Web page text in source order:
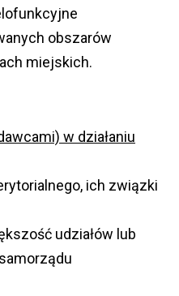
obszarów
miejskich.
w działaniu
ich związki
udziałów lub